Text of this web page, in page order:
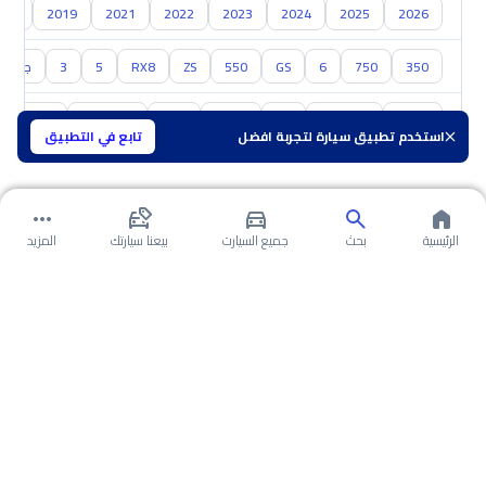
استخدم تطبيق سيارة لتجربة افضل تابع في التطبيق
2026
2025
2024
2023
2022
2021
2019
350
750
6
GS
550
ZS
RX8
5
3 جي
سوزوكي هافال
الرئيسية بحث جميع السيارت بيعنا سيارتك المزيد